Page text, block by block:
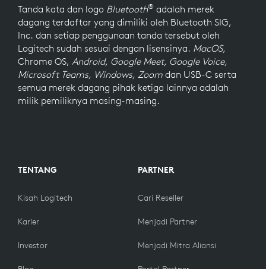
Tanda kata dan logo Bluetooth® adalah merek
dagang terdaftar yang dimiliki oleh Bluetooth SIG,
Inc. dan setiap penggunaan tanda tersebut oleh
Logitech sudah sesuai dengan lisensinya. MacOS,
Chrome OS, Android, Google Meet, Google Voice,
Microsoft Teams, Windows, Zoom dan USB-C serta
semua merek dagang pihak ketiga lainnya adalah
milik pemiliknya masing-masing.
TENTANG
Kisah Logitech
Karier
Investor
PARTNER
Cari Reseller
Menjadi Partner
Menjadi Mitra Aliansi